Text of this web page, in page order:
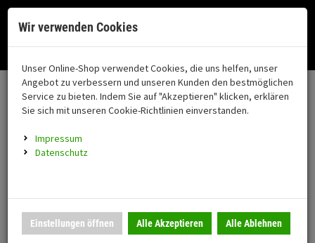
Fahrzeugteile
Alle Kategorien
FAHRZEUGTEILE
Montageständer
Beleuchtung
Neuheiten
coming soon
Anmelden | Registrieren Merkzettel
Ihr Warenkorb ist momentan leer.
Ergebnisse () Fertig
Nutzung unserer Dienste erklären Sie sich damit einverstanden!
Okay Datenschutz
Menü
Motorrad auswählen
Neues Konto anlegen
Wechseln zu Firmenkunde
Persönliche Daten
Herr
Frau
Firma
Wir verwenden Cookies
Unser Online-Shop verwendet Cookies, die uns helfen, unser
Angebot zu verbessern und unseren Kunden den bestmöglichen
Service zu bieten. Indem Sie auf "Akzeptieren" klicken, erklären
Sie sich mit unseren Cookie-Richtlinien einverstanden.
Impressum
Datenschutz
Einstellungen öffnen Alle Akzeptieren Alle Ablehnen